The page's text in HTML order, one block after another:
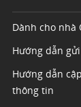
Dành cho nhà
Hướng dẫn
Hướng dẫn
thông tin